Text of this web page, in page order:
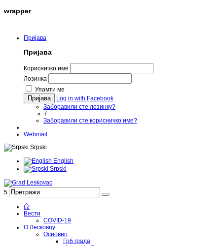
wrapper
Пријава
Пријава
Корисничко име
Лозинка
Упамти ме
Пријава
Log in with Facebook
Заборавили сте лозинку?
/
Заборавили сте корисничко име?
Webmail
Srpski
English
Srpski
5
Вести
COVID-19
О Лесковцу
Основно
Грб града